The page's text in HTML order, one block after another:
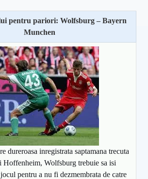
pentru pariori: Wolfsburg – Bayern
Munchen
dureroasa inregistrata saptamana trecuta
Hoffenheim, Wolfsburg trebuie sa isi
pentru a nu fi dezmembrata de catre